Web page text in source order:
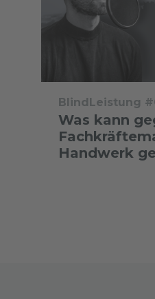
BlindLeistung
Was kann
Handwerk